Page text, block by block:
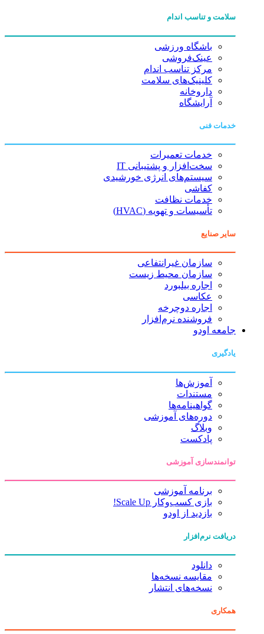
سلامت و تناسب اندام
باشگاه ورزشی
عینک‌فروشی
مرکز تناسب اندام
کلینیک‌های سلامت
داروخانه
آرایشگاه
خدمات فنی
خدمات تعمیرات
سخت‌افزار و پشتیبانی IT
سیستم‌های انرژی خورشیدی
کفاشی
خدمات نظافت
تأسیسات و تهویه (HVAC)
سایر صنایع
سازمان غیرانتفاعی
سازمان محیط زیست
اجاره بیلبورد
عکاسی
اجاره دوچرخه
فروشنده نرم‌افزار
جامعه اودو
یادگیری
آموزش‌ها
مستندات
گواهینامه‌ها
دوره‌های آموزشی
وبلاگ
پادکست
توانمندسازی آموزشی
برنامه آموزشی
بازی کسب‌وکار Scale Up!
بازدید از اودو
دریافت نرم‌افزار
دانلود
مقایسه نسخه‌ها
نسخه‌های انتشار
همکاری